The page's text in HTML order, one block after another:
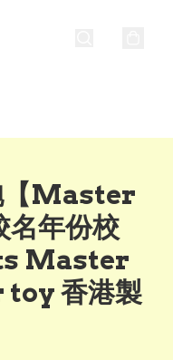
【Master
年份校
Master
香港製